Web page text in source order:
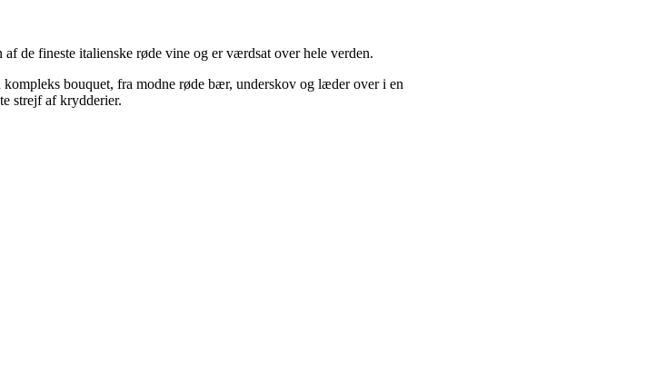
de fineste italienske røde vine og er værdsat over hele verden.
bouquet, fra modne røde bær, underskov og læder over i en
strejf af krydderier.